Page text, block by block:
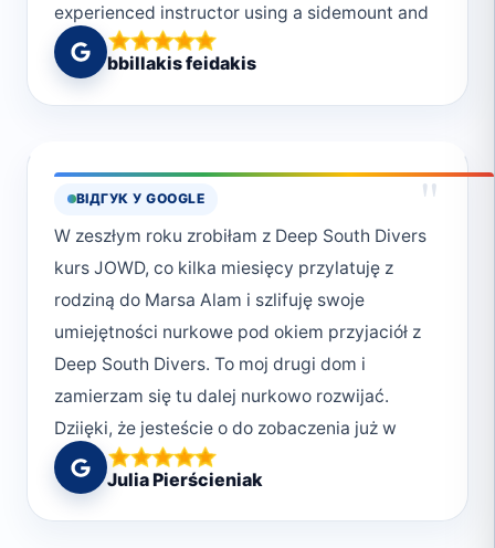
experienced instructor using a sidemount and
an old Hassan (not that old, but he is the old
Hassan since there are 3 more young
Hassans). Definitely try diving in elphinstone
red sea. Thank you so much Deep South
divers! Highly recommended!
bbillakis feidakis
ВІДГУК У GOOGLE "
W zeszłym roku zrobiłam z Deep South Divers
kurs JOWD, co kilka miesięcy przylatuję z
rodziną do Marsa Alam i szlifuję swoje
umiejętności nurkowe pod okiem przyjaciół z
Deep South Divers. To moj drugi dom i
zamierzam się tu dalej nurkowo rozwijać.
Dziięki, że jesteście o do zobaczenia już w
sierpniu.
Julia Pierścieniak